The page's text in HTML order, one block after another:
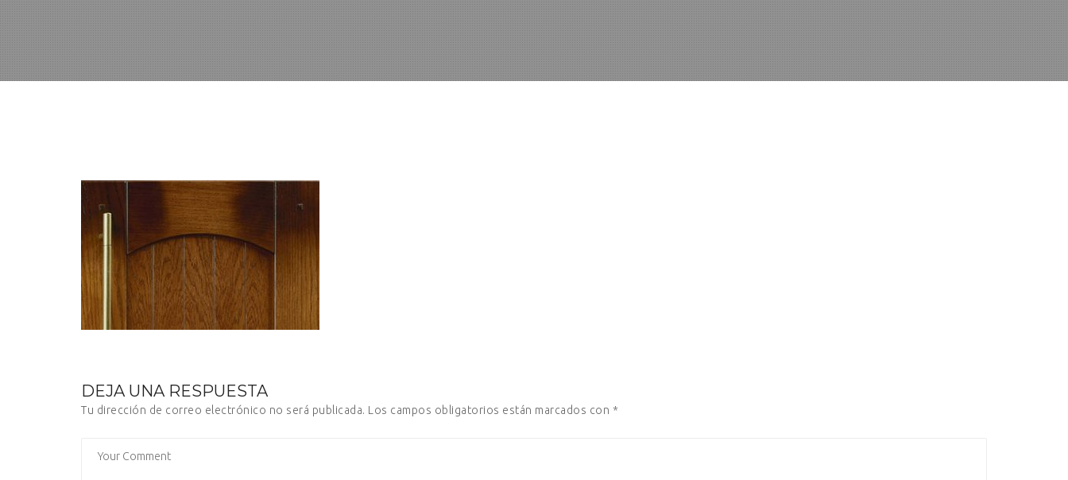
DEJA UNA RESPUESTA
Tu dirección de correo electrónico no será publicada. Los campos obligatorios están marcados con *